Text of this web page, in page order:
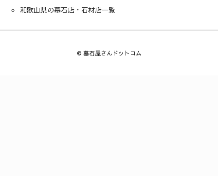
和歌山県の墓石店・石材店一覧
© 墓石屋さんドットコム